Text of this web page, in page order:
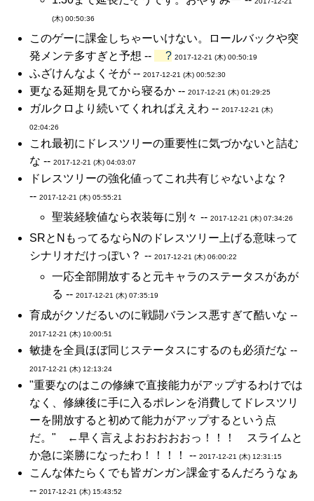
(木) 00:50:36
このゲーに課金しちゃーいけない。ロールバックや突
発メンテ多すぎと予想 --
? 2017-12-21 (木) 00:50:19
ふざけんなよくそが -- 2017-12-21 (木) 00:52:30
更なる延期を見てから寝るか -- 2017-12-21 (木) 01:29:25
ガルクロより続いてくれればええわ -- 2017-12-21 (木)
02:04:26
これ最初にドレスツリーの重要性に気づかないと詰む
な -- 2017-12-21 (木) 04:03:07
ドレスツリーの強化値ってこれ共有じゃないよな？
-- 2017-12-21 (木) 05:55:21
聖装経験値なら衣装毎に別々 -- 2017-12-21 (木) 07:34:26
SRとNもってるならNのドレスツリー上げる意味って
シナリオだけっぽい？ -- 2017-12-21 (木) 06:00:22
一応全部開放すると元キャラのステータスがあが
る -- 2017-12-21 (木) 07:35:19
育成がクソだるいのに戦闘バランス悪すぎて酷いな --
2017-12-21 (木) 10:00:51
敏捷を全員ほぼ同じステータスにするのも必須だな --
2017-12-21 (木) 12:13:24
"重要なのはこの修練で直接能力がアップするわけでは
なく、修練後に手に入るポレンを消費してドレスツリ
ーを開放すると初めて能力がアップするという点
だ。" ←早く言えよおおおおおっ！！！ スライムと
か急に楽勝になったわ！！！！ -- 2017-12-21 (木) 12:31:15
こんな体たらくでも皆ガンガン課金するんだろうなぁ
-- 2017-12-21 (木) 15:43:52